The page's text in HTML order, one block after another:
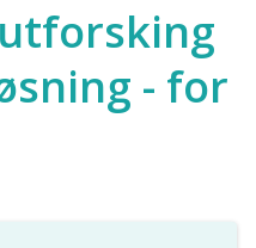
for alle
- for